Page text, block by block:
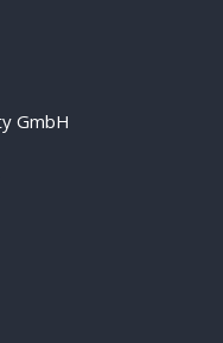
GmbH